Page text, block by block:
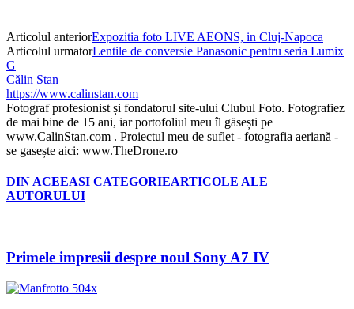
Articolul anteriorExpozitia foto LIVE AEONS, in Cluj-Napoca
Articolul urmatorLentile de conversie Panasonic pentru seria Lumix
G
Călin Stan
https://www.calinstan.com
Fotograf profesionist și fondatorul site-ului Clubul Foto. Fotografiez
de mai bine de 15 ani, iar portofoliul meu îl găsești pe
www.CalinStan.com . Proiectul meu de suflet - fotografia aeriană -
se gasește aici: www.TheDrone.ro
DIN ACEEASI CATEGORIEARTICOLE ALE
AUTORULUI
Primele impresii despre noul Sony A7 IV